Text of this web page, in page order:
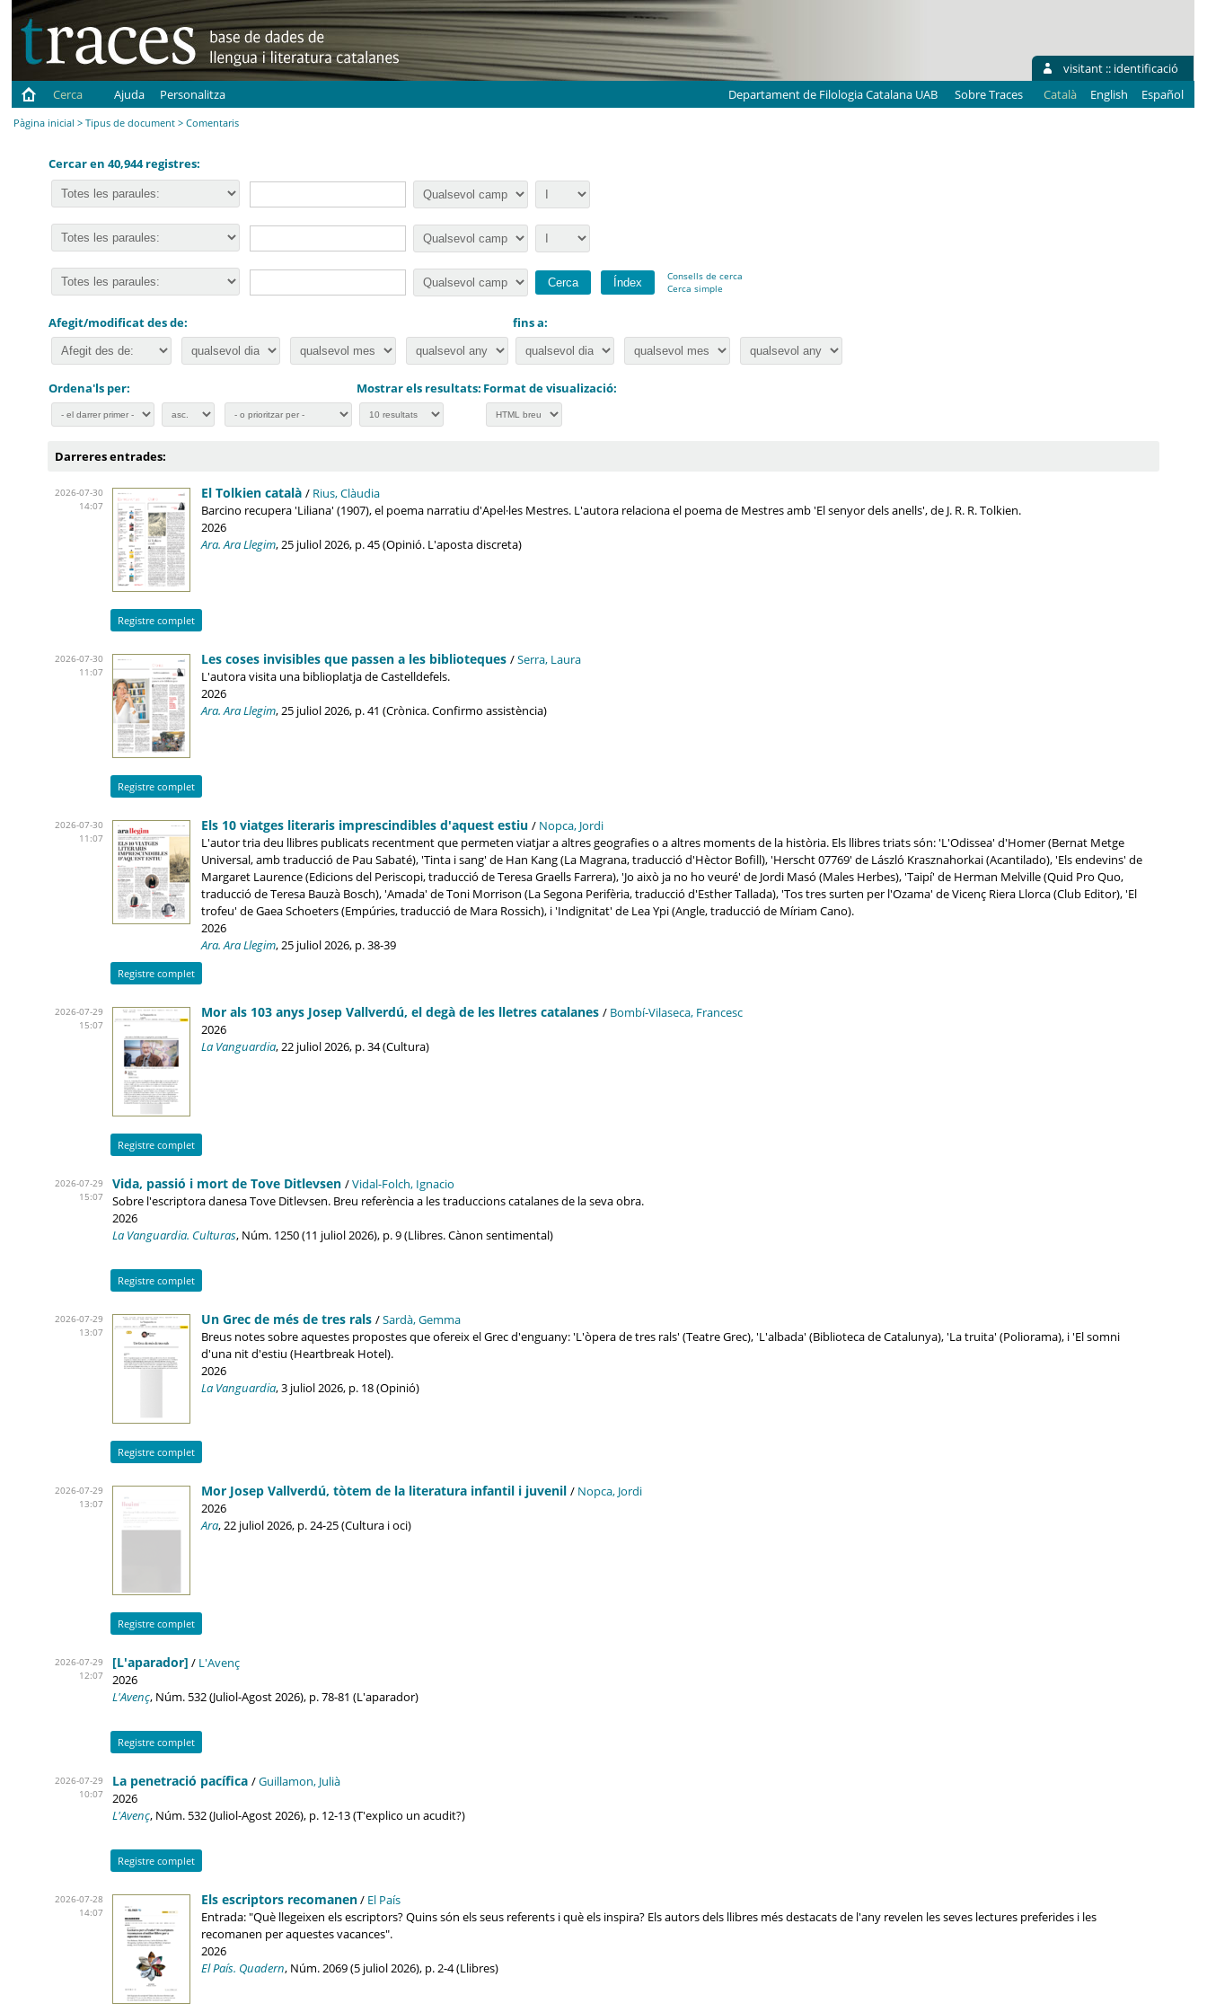
visitant :: identificació
Cerca
Ajuda Personalitza Departament de Filologia Catalana UAB Sobre Traces Català English Español
Pàgina inicial >Tipus de document > Comentaris
Cercar en 40,944 registres:
Consells de cerca
Cerca simple
Afegit/modificat des de: fins a:
Ordena'ls per: Mostrar els resultats: Format de visualizació:
Darreres entrades:
2026-07-30
14:07
El Tolkien català / Rius, Clàudia
Barcino recupera 'Liliana' (1907), el poema narratiu d'Apel·les Mestres. L'autora relaciona el poema de Mestres amb 'El senyor dels anells', de J. R. R. Tolkien.
2026
Ara. Ara Llegim, 25 juliol 2026, p. 45 (Opinió. L'aposta discreta)
Registre complet
2026-07-30
11:07
Les coses invisibles que passen a les biblioteques /Serra, Laura
L'autora visita una biblioplatja de Castelldefels.
2026
Ara. Ara Llegim, 25 juliol 2026, p. 41 (Crònica. Confirmo assistència)
Registre complet
2026-07-30
11:07
Els 10 viatges literaris imprescindibles d'aquest estiu / Nopca, Jordi
L'autor tria deu llibres publicats recentment que permeten viatjar a altres geografies o a altres moments de la història. Els llibres triats són: 'L'Odissea' d'Homer (Bernat Metge
Universal, amb traducció de Pau Sabaté), 'Tinta i sang' de Han Kang (La Magrana, traducció d'Hèctor Bofill), 'Herscht 07769' de László Krasznahorkai (Acantilado), 'Els endevins' de
Margaret Laurence (Edicions del Periscopi, traducció de Teresa Graells Farrera), 'Jo això ja no ho veuré' de Jordi Masó (Males Herbes), 'Taipí' de Herman Melville (Quid Pro Quo,
traducció de Teresa Bauzà Bosch), 'Amada' de Toni Morrison (La Segona Perifèria, traducció d'Esther Tallada), 'Tos tres surten per l'Ozama' de Vicenç Riera Llorca (Club Editor), 'El
trofeu' de Gaea Schoeters (Empúries, traducció de Mara Rossich), i 'Indignitat' de Lea Ypi (Angle, traducció de Míriam Cano).
2026
Ara. Ara Llegim, 25 juliol 2026, p. 38-39
Registre complet
2026-07-29
15:07
Mor als 103 anys Josep Vallverdú, el degà de les lletres catalanes / Bombí-Vilaseca, Francesc
2026
La Vanguardia, 22 juliol 2026, p. 34 (Cultura)
Registre complet
2026-07-29
15:07
Vida, passió i mort de Tove Ditlevsen /Vidal-Folch, Ignacio
Sobre l'escriptora danesa Tove Ditlevsen. Breu referència a les traduccions catalanes de la seva obra.
2026
La Vanguardia. Culturas, Núm. 1250 (11 juliol 2026), p. 9 (Llibres. Cànon sentimental)
Registre complet
2026-07-29
13:07
Un Grec de més de tres rals /Sardà, Gemma
Breus notes sobre aquestes propostes que ofereix el Grec d'enguany: 'L'òpera de tres rals' (Teatre Grec), 'L'albada' (Biblioteca de Catalunya), 'La truita' (Poliorama), i 'El somni
d'una nit d'estiu (Heartbreak Hotel).
2026
La Vanguardia, 3 juliol 2026, p. 18 (Opinió)
Registre complet
2026-07-29
13:07
Mor Josep Vallverdú, tòtem de la literatura infantil i juvenil / Nopca, Jordi
2026
Ara, 22 juliol 2026, p. 24-25 (Cultura i oci)
Registre complet
2026-07-29
12:07
[L'aparador] / L'Avenç
2026
L'Avenç, Núm. 532 (Juliol-Agost 2026), p. 78-81 (L'aparador)
Registre complet
2026-07-29
10:07
La penetració pacífica /Guillamon, Julià
2026
L'Avenç, Núm. 532 (Juliol-Agost 2026), p. 12-13 (T'explico un acudit?)
Registre complet
2026-07-28
14:07
Els escriptors recomanen/ El País
Entrada: "Què llegeixen els escriptors? Quins són els seus referents i què els inspira? Els autors dels llibres més destacats de l'any revelen les seves lectures preferides i les
recomanen per aquestes vacances".
2026
El País. Quadern, Núm. 2069 (5 juliol 2026), p. 2-4 (Llibres)